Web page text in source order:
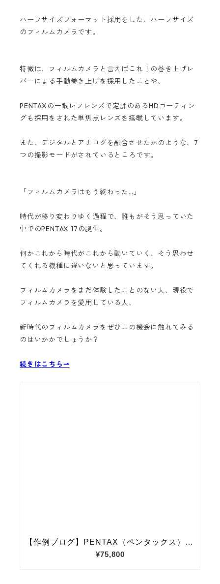
ハーフサイズフォーマット採用をした、ハーフサイズ
のフィルムカメラです。
特徴は、フィルムカメラと言えばこれ！の巻き上げレ
バーによる手動巻き上げを採用したことや、
PENTAXの一眼レフレンズで定評のあるHDコーティン
グも採用をされた単焦点レンズを搭載しています。
また、デジタルとアナログを融合させたかのような、7
つの撮影モードがされているところです。
「フィルムカメラはもう終わった…」
時代が移り変わりゆく過程で、誰もがそう思っていた
中でのPENTAX 17の誕生。
何かこれから時代がこれから動いていく、そう思わせ
てくれる機種に違いないと思っています。
フィルムカメラをまだ体験したことのない人、現役で
フィルムカメラを愛用している人、
新時代のフィルムカメラをぜひこの機会に触れてみる
のはいかかでしょうか？
続きはこちら⇀